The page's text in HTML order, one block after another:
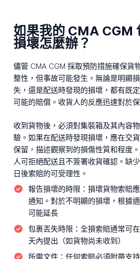
如果我的 CMA CGM
損壞怎麼辦？
儘管 CMA CGM 採取預防措施確保貨
整性，但事故可能發生。無論是明顯
失，還是配送時發現的損壞，都有既
可能的賠償。收貨人的反應迅速對於
收到貨物後，必須對集裝箱及其內容
驗。如果在配送時發現損壞，應在交
保留，描述觀察到的損傷性質和程度
人可拒絕配送且不簽署收貨確認。缺
日後索賠的可受理性。
報告損壞的時限： 損壞貨物索賠
通知。對於不明顯的損壞，根據
可能延長
包裹丟失時限： 全損索賠通常可
天內提出（如貨物尚未收到）
所需文件： 任何索賠必須附帶支